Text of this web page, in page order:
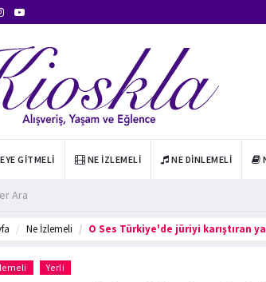
GITMELI NE İZLEMELI NE DINLEMELI
Ne İzlemeli O Ses Türkiye'de jüriyi karıştıran
Yerli